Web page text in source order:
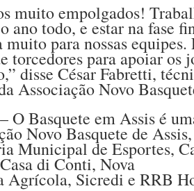
muito empolgados!
ano todo, e estar na fase
para nossas
torcedores para apoiar os
disse César Fabretti,
Associação Novo
O Basquete em Assis é
Novo Basquete de Assis,
Municipal de Esportes,
di Conti, Nova
Agrícola, Sicredi e RRB